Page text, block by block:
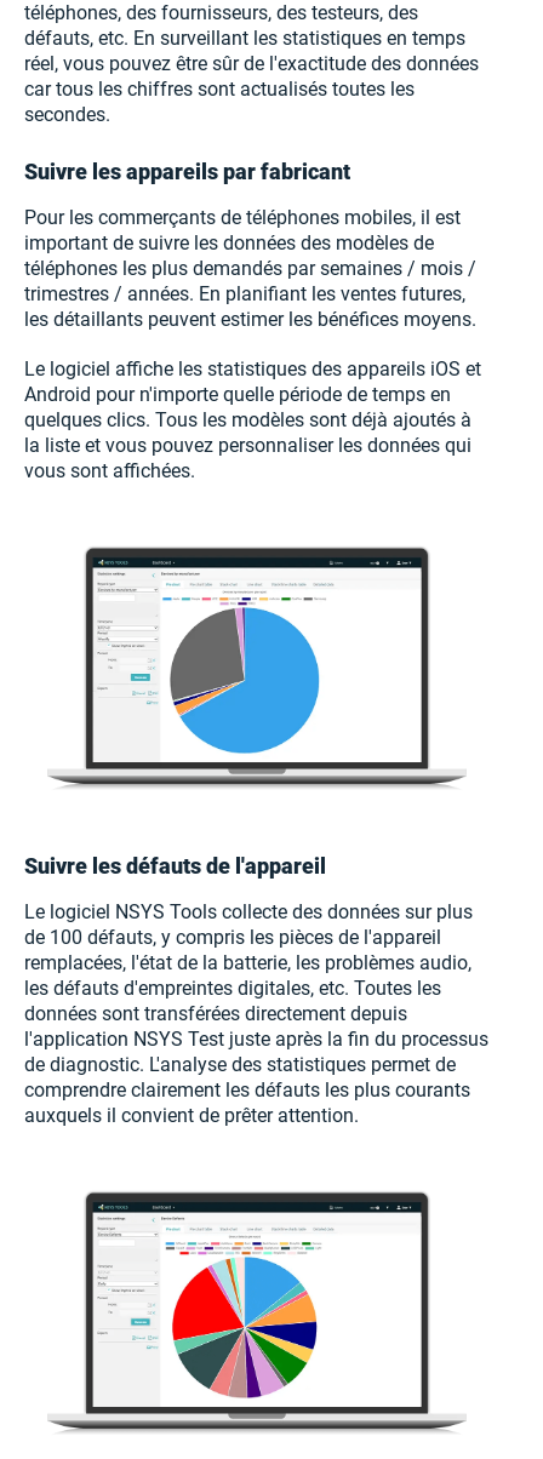
téléphones, des fournisseurs, des testeurs, des
défauts, etc. En surveillant les statistiques en temps
réel, vous pouvez être sûr de l'exactitude des données
car tous les chiffres sont actualisés toutes les
secondes.
Suivre les appareils par fabricant
Pour les commerçants de téléphones mobiles, il est
important de suivre les données des modèles de
téléphones les plus demandés par semaines / mois /
trimestres / années. En planifiant les ventes futures,
les détaillants peuvent estimer les bénéfices moyens.
Le logiciel affiche les statistiques des appareils iOS et
Android pour n'importe quelle période de temps en
quelques clics. Tous les modèles sont déjà ajoutés à
la liste et vous pouvez personnaliser les données qui
vous sont affichées.
Suivre les défauts de l'appareil
Le logiciel NSYS Tools collecte des données sur plus
de 100 défauts, y compris les pièces de l'appareil
remplacées, l'état de la batterie, les problèmes audio,
les défauts d'empreintes digitales, etc. Toutes les
données sont transférées directement depuis
l'application NSYS Test juste après la fin du processus
de diagnostic. L'analyse des statistiques permet de
comprendre clairement les défauts les plus courants
auxquels il convient de prêter attention.